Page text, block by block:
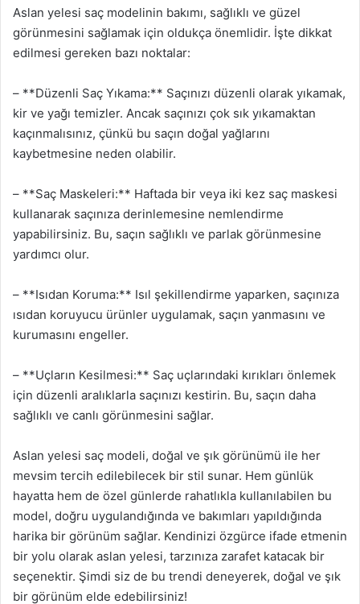
Aslan yelesi saç modelinin bakımı, sağlıklı ve güzel
görünmesini sağlamak için oldukça önemlidir. İşte dikkat
edilmesi gereken bazı noktalar:
– **Düzenli Saç Yıkama:** Saçınızı düzenli olarak yıkamak,
kir ve yağı temizler. Ancak saçınızı çok sık yıkamaktan
kaçınmalısınız, çünkü bu saçın doğal yağlarını
kaybetmesine neden olabilir.
– **Saç Maskeleri:** Haftada bir veya iki kez saç maskesi
kullanarak saçınıza derinlemesine nemlendirme
yapabilirsiniz. Bu, saçın sağlıklı ve parlak görünmesine
yardımcı olur.
– **Isıdan Koruma:** Isıl şekillendirme yaparken, saçınıza
ısıdan koruyucu ürünler uygulamak, saçın yanmasını ve
kurumasını engeller.
– **Uçların Kesilmesi:** Saç uçlarındaki kırıkları önlemek
için düzenli aralıklarla saçınızı kestirin. Bu, saçın daha
sağlıklı ve canlı görünmesini sağlar.
Aslan yelesi saç modeli, doğal ve şık görünümü ile her
mevsim tercih edilebilecek bir stil sunar. Hem günlük
hayatta hem de özel günlerde rahatlıkla kullanılabilen bu
model, doğru uygulandığında ve bakımları yapıldığında
harika bir görünüm sağlar. Kendinizi özgürce ifade etmenin
bir yolu olarak aslan yelesi, tarzınıza zarafet katacak bir
seçenektir. Şimdi siz de bu trendi deneyerek, doğal ve şık
bir görünüm elde edebilirsiniz!